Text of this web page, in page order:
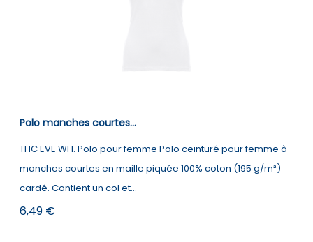
Polo manches courtes...
THC EVE WH. Polo pour femme Polo ceinturé pour femme à
manches courtes en maille piquée 100% coton (195 g/m²)
cardé. Contient un col et...
Prix
6,49 €